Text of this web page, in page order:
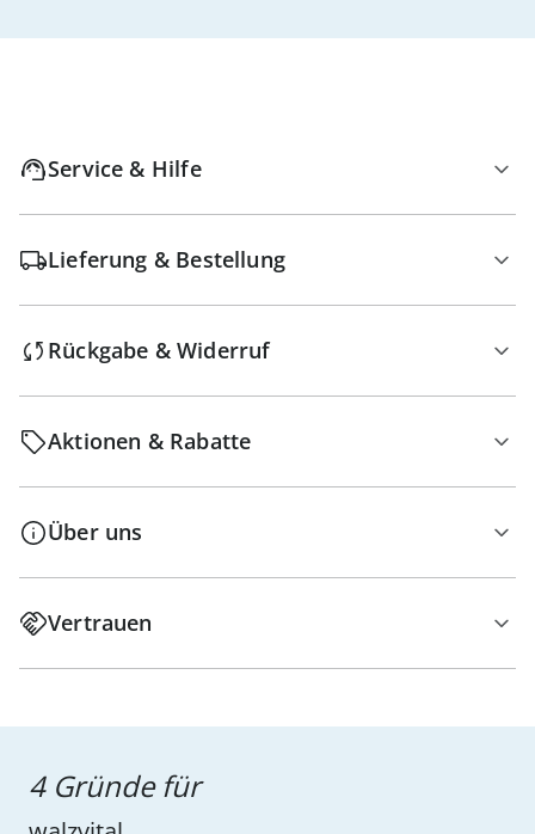
Service & Hilfe
Lieferung & Bestellung
Rückgabe & Widerruf
Aktionen & Rabatte
Über uns
Vertrauen
4 Gründe für